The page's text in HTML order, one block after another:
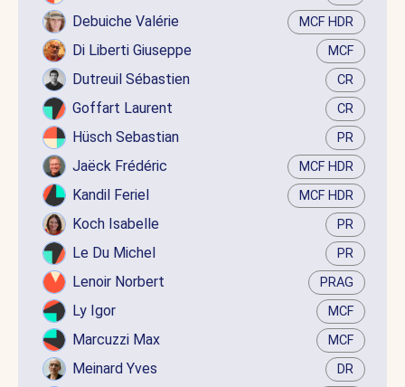
Debuiche Valérie MCF HDR
Di Liberti Giuseppe MCF
Dutreuil Sébastien CR
Goffart Laurent CR
Hüsch Sebastian PR
Jaëck Frédéric MCF HDR
Kandil Feriel MCF HDR
Koch Isabelle PR
Le Du Michel PR
Lenoir Norbert PRAG
Ly Igor MCF
Marcuzzi Max MCF
Meinard Yves DR